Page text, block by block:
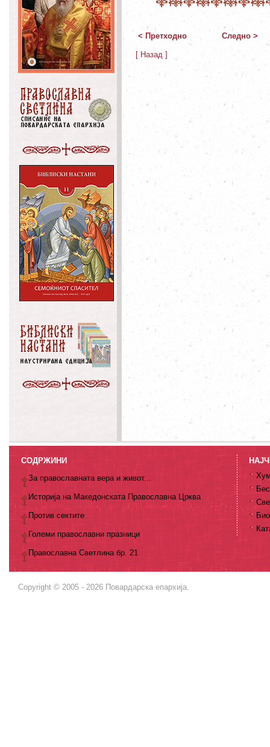
< Претходно Следно >
[ Назад ]
СОДРЖИНИ
За православната вера и живот...
Историја на Македонската Православна Црква
Против сектите
Големи православни празници
Православна Светлина бр. 21
Copyright © 2005 - 2026 Повардарска епархија.